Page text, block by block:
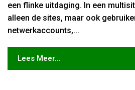
een flinke uitdaging. In een
alleen de sites, maar ook
netwerkaccounts,...
Lees Meer...